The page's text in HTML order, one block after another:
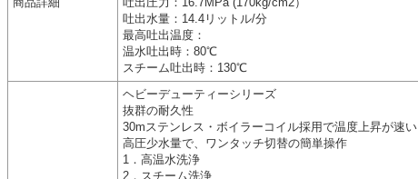
吐出水量：14.4リットル/分
最高吐出温度：
温水吐出時：80℃
スチーム吐出時：130℃
ヘビーデューティーシリーズ
抜群の耐久性
30mステンレス・ボイラーコイル採用で温度上昇が速い
高圧少水量で、ワンタッチ切替の簡単操作
1．高温水洗浄
2．スチーム洗浄